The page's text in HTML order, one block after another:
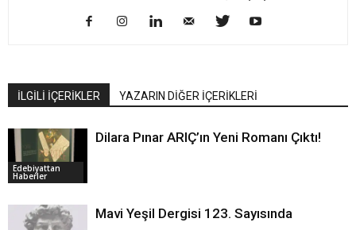
İLGİLİ İÇERİKLER YAZARIN DİĞER İÇERİKLERİ
Edebiyattan
Haberler
Dilara Pınar ARIÇ’ın Yeni Romanı Çıktı!
Mavi Yeşil Dergisi 123. Sayısında